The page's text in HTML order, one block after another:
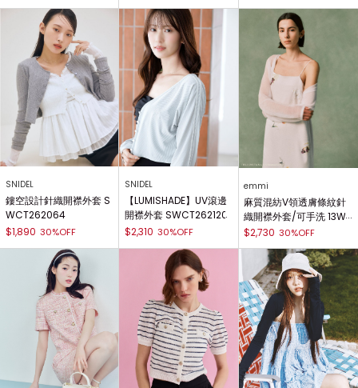
SNIDEL
鏤空設計針織開襟外套 S
WCT262064
$1,890 30%OFF
SNIDEL
【LUMISHADE】UV滾邊
開襟外套 SWCT262120
$2,310 30%OFF
emmi
麻質混紡V領透膚條紋針
織開襟外套/可手洗 13W
ND262046
$2,730 30%OFF